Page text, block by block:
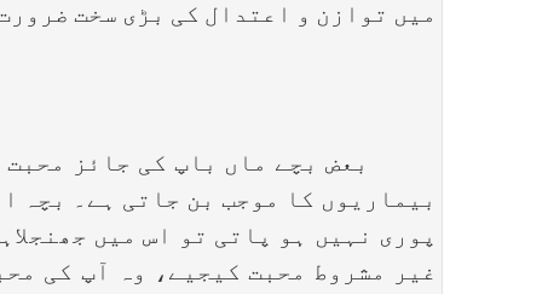
میں توازن و اعتدال کی بڑی سخت
بعض بچے ماں باپ کی جائز محبت و
بیماریوں کا موجب بن جاتی ہے۔ بچہ
پوری نہیں ہو پاتی تو اس میں
غیر مشروط محبت کیجیے، وہ آپ کی